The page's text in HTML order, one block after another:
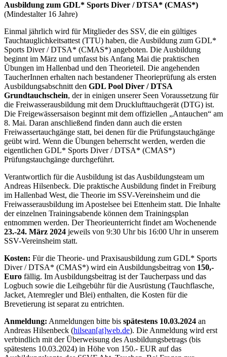
Ausbildung zum GDL* Sports Diver / DTSA* (CMAS*)
(Mindestalter 16 Jahre)
Einmal jährlich wird für Mitglieder des SSV, die ein gültiges
Tauchtauglichkeitsattest (TTU) haben, die Ausbildung zum GDL*
Sports Diver / DTSA* (CMAS*) angeboten. Die Ausbildung
beginnt im März und umfasst bis Anfang Mai die praktischen
Übungen im Hallenbad und den Theorieteil. Die angehenden
TaucherInnen erhalten nach bestandener Theorieprüfung als ersten
Ausbildungsabschnitt den GDL Pool Diver / DTSA
Grundtauchschein, der in einigen unserer Seen Voraussetzung für
die Freiwasserausbildung mit dem Drucklufttauchgerät (DTG) ist.
Die Freigewässersaison beginnt mit dem offiziellen „Antauchen“ am
8. Mai. Daran anschließend finden dann auch die ersten
Freiwassertauchgänge statt, bei denen für die Prüfungstauchgänge
geübt wird. Wenn die Übungen beherrscht werden, werden die
eigentlichen GDL* Sports Diver / DTSA* (CMAS*)
Prüfungstauchgänge durchgeführt.
Verantwortlich für die Ausbildung ist das Ausbildungsteam um
Andreas Hilsenbeck. Die praktische Ausbildung findet in Freiburg
im Hallenbad West, die Theorie im SSV-Vereinsheim und die
Freiwasserausbildung im Apostelsee bei Ettenheim statt. Die Inhalte
der einzelnen Trainingsabende können dem Trainingsplan
entnommen werden. Der Theorieunterricht findet am Wochenende
23.-24. März 2024 jeweils von 9:30 Uhr bis 16:00 Uhr in unserem
SSV-Vereinsheim statt.
Kosten: Für die Theorie- und Praxisausbildung zum GDL* Sports
Diver / DTSA* (CMAS*) wird ein Ausbildungsbeitrag von 150,-
Euro fällig. Im Ausbildungsbeitrag ist der Taucherpass und das
Logbuch sowie die Leihgebühr für die Ausrüstung (Tauchflasche,
Jacket, Atemregler und Blei) enthalten, die Kosten für die
Brevetierung ist separat zu entrichten.
Anmeldung: Anmeldungen bitte bis spätestens 10.03.2024 an
Andreas Hilsenbeck (hilsean[at]web.de). Die Anmeldung wird erst
verbindlich mit der Überweisung des Ausbildungsbetrags (bis
spätestens 10.03.2024) in Höhe von 150.- EUR auf das